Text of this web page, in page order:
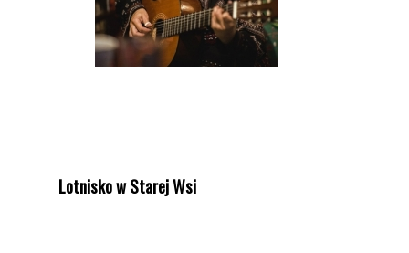
Lotnisko w Starej Wsi